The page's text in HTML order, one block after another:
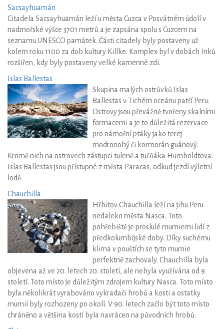
Sacsayhuamán
Citadela Sacsayhuamán leží u města Cuzca v Posvátném údolí v
nadmořské výšce 3701 metrů a je zapsána spolu s Cuzcem na
seznamu UNESCO památek. Části citadely byly postaveny už
kolem roku 1100 za dob kultury Killke. Komplex byl v dobách Inků
rozšířen, kdy byly postaveny velké kamenné zdi.
Islas Ballestas
Skupina malých ostrůvků Islas
Ballestas v Tichém oceánu patří Peru.
Ostrovy jsou převážně tvořeny skalními
formacemi a je to důležitá rezervace
pro námořní ptáky jako terej
modronohý či kormorán guánový.
Kromě nich na ostrovech zástupci tuleně a tučňáka Humboldtova.
Islas Ballestas jsou přístupné z města Paracas, odkud jezdí výletní
lodě.
Chauchilla
Hřbitov Chauchilla leží na jihu Peru
nedaleko města Nasca. Toto
pohřebiště je proslulé mumiemi lidí z
předkolumbijské doby. Díky suchému
klima v pouštích se tyto mumie
perfektně zachovaly. Chauchilla byla
objevena až ve 20. letech 20. století, ale nebyla využívána od 9.
století. Toto místo je důležitým zdrojem kultury Nasca. Toto místo
byla několikrát vyrabováno vykradači hrobů a kosti a ostatky
mumií byly rozhozeny po okolí. V 90. letech začlo být toto místo
chráněno a většina kostí byla navrácen na původních hrobů.